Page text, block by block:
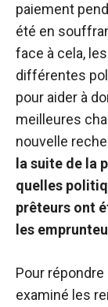
paiement
été en
face à cela,
différentes
pour aider à
meilleures
nouvelle
la suite de la
quelles
prêteurs ont
les
Pour
examiné les